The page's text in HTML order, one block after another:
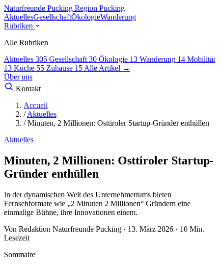
Naturfreunde Pucking Region Pucking
AktuellesGesellschaftÖkologieWanderung
Rubriken
Alle Rubriken
Aktuelles 305 Gesellschaft 30 Ökologie 13 Wanderung 14 Mobilität
13 Küche 55 Zuhause 15 Alle Artikel →
Über uns
Kontakt
Accueil
/ Aktuelles
/ Minuten, 2 Millionen: Osttiroler Startup-Gründer enthüllen
Aktuelles
Minuten, 2 Millionen: Osttiroler Startup-
Gründer enthüllen
In der dynamischen Welt des Unternehmertums bieten
Fernsehformate wie „2 Minuten 2 Millionen“ Gründern eine
einmalige Bühne, ihre Innovationen einem.
Von Redaktion Naturfreunde Pucking · 13. März 2026 · 10 Min.
Lesezeit
Sommaire